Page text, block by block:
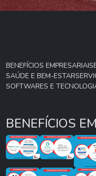
BENEFÍCIOS EMPRESARIAIS
SAÚDE E BEM-ESTAR
SOFTWARES E
BENEFÍCIOS